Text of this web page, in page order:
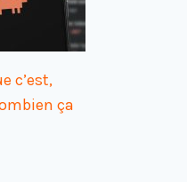
c’est,
ça